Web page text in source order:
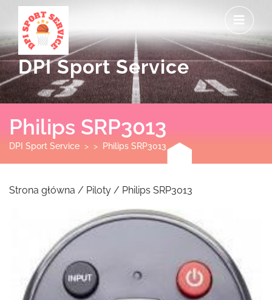
content
DPI Sport Service
Philips SRP3013
DPI Sport Service > > Philips SRP3013
Strona główna / Piloty / Philips SRP3013